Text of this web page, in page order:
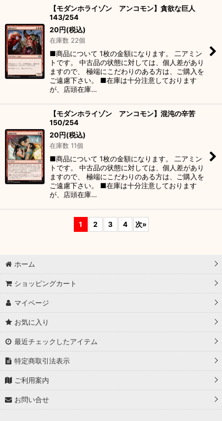
【モダンホライゾン アンコモン】貪欲な巨人
143/254
20円(税込)
在庫数 22個
■商品について 1枚の金額になります。 二アミン
トです。 中古品の状態に対しては、個人差があり
ますので、 極端にこだわりのある方は、ご購入を
ご遠慮下さい。 ■在庫は十分注意しております
が、店頭在庫…
【モダンホライゾン アンコモン】混沌の辛苦
150/254
20円(税込)
在庫数 11個
■商品について 1枚の金額になります。 二アミン
トです。 中古品の状態に対しては、個人差があり
ますので、 極端にこだわりのある方は、ご購入を
ご遠慮下さい。 ■在庫は十分注意しております
が、店頭在庫…
1 2 3 4 次»
ホーム
ショッピングカート
マイページ
お気に入り
最近チェックしたアイテム
特定商取引法表示
ご利用案内
お問い合せ